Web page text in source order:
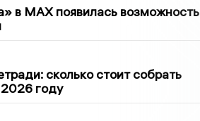
в MAX появилась возможность
сколько стоит собрать
году